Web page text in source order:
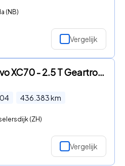
(NB)
Vergelijk
Volvo XC70 - 2.5 T Geartronic Comfort Line Cross Country .
436.383km
(ZH)
Vergelijk